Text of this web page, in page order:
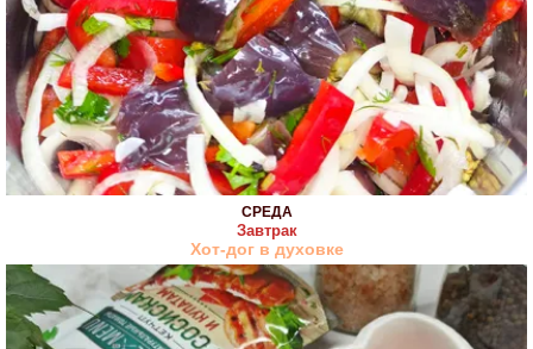
СРЕДА
Завтрак
Хот-дог в духовке